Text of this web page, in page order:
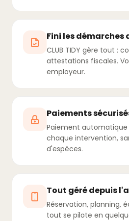
Fini les
CLUB TIDY gère tout :
attestations fiscales.
employeur.
Paiements
Paiement automatique
chaque intervention,
d'espèces.
Tout géré depuis
Réservation, planning,
tout se pilote en